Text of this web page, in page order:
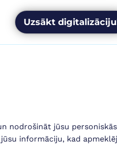
Uzsākt
nodrošināt jūsu
informāciju, kad